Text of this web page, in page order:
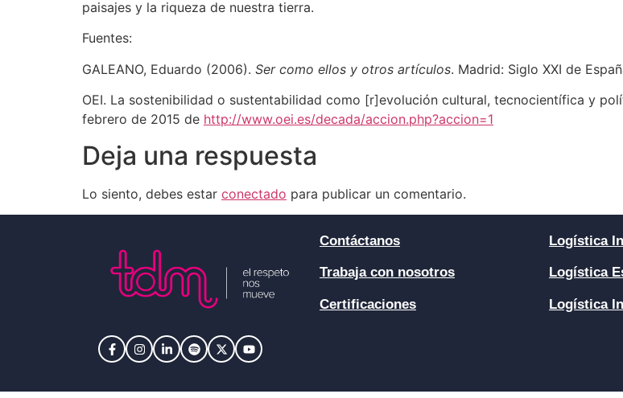
paisajes y la riqueza de nuestra tierra.
Fuentes:
GALEANO, Eduardo (2006). Ser como ellos y otros artículos. Madrid: Siglo XXI de
OEI. La sostenibilidad o sustentabilidad como [r]evolución cultural, tecnocientífica y
febrero de 2015 de http://www.oei.es/decada/accion.php?accion=1
Deja una respuesta
Lo siento, debes estar conectado para publicar un comentario.
Contáctanos
Trabaja con nosotros
Certificaciones
Logística
Logística
Logística